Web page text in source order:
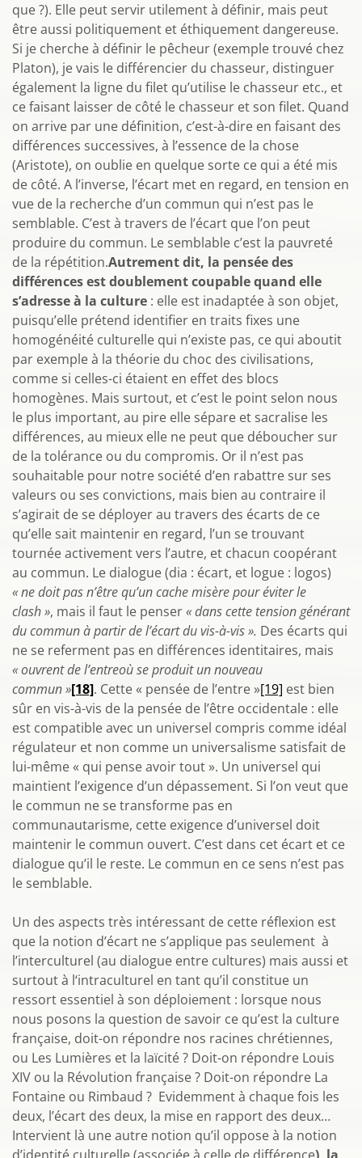
que ?). Elle peut servir utilement à définir, mais peut
être aussi politiquement et éthiquement dangereuse.
Si je cherche à définir le pêcheur (exemple trouvé chez
Platon), je vais le différencier du chasseur, distinguer
également la ligne du filet qu’utilise le chasseur etc., et
ce faisant laisser de côté le chasseur et son filet. Quand
on arrive par une définition, c’est-à-dire en faisant des
différences successives, à l’essence de la chose
(Aristote), on oublie en quelque sorte ce qui a été mis
de côté. A l’inverse, l’écart met en regard, en tension en
vue de la recherche d’un commun qui n’est pas le
semblable. C’est à travers de l’écart que l’on peut
produire du commun. Le semblable c’est la pauvreté
de la répétition.Autrement dit, la pensée des
différences est doublement coupable quand elle
s’adresse à la culture : elle est inadaptée à son objet,
puisqu’elle prétend identifier en traits fixes une
homogénéité culturelle qui n’existe pas, ce qui aboutit
par exemple à la théorie du choc des civilisations,
comme si celles-ci étaient en effet des blocs
homogènes. Mais surtout, et c’est le point selon nous
le plus important, au pire elle sépare et sacralise les
différences, au mieux elle ne peut que déboucher sur
de la tolérance ou du compromis. Or il n’est pas
souhaitable pour notre société d’en rabattre sur ses
valeurs ou ses convictions, mais bien au contraire il
s’agirait de se déployer au travers des écarts de ce
qu’elle sait maintenir en regard, l’un se trouvant
tournée activement vers l’autre, et chacun coopérant
au commun. Le dialogue (dia : écart, et logue : logos)
« ne doit pas n’être qu’un cache misère pour éviter le
clash », mais il faut le penser« dans cette tension générant
du commun à partir de l’écart du vis-à-vis ». Des écarts qui
ne se referment pas en différences identitaires, mais
« ouvrent de l’entreoù se produit un nouveau
commun »[18]. Cette « pensée de l’entre »[19] est bien
sûr en vis-à-vis de la pensée de l’être occidentale : elle
est compatible avec un universel compris comme idéal
régulateur et non comme un universalisme satisfait de
lui-même « qui pense avoir tout ». Un universel qui
maintient l’exigence d’un dépassement. Si l’on veut que
le commun ne se transforme pas en
communautarisme, cette exigence d’universel doit
maintenir le commun ouvert. C’est dans cet écart et ce
dialogue qu’il le reste. Le commun en ce sens n’est pas
le semblable.
Un des aspects très intéressant de cette réflexion est
que la notion d’écart ne s’applique pas seulement à
l’interculturel (au dialogue entre cultures) mais aussi et
surtout à l‘intraculturel en tant qu’il constitue un
ressort essentiel à son déploiement : lorsque nous
nous posons la question de savoir ce qu’est la culture
française, doit-on répondre nos racines chrétiennes,
ou Les Lumières et la laïcité ? Doit-on répondre Louis
XIV ou la Révolution française ? Doit-on répondre La
Fontaine ou Rimbaud ? Evidemment à chaque fois les
deux, l’écart des deux, la mise en rapport des deux…
Intervient là une autre notion qu’il oppose à la notion